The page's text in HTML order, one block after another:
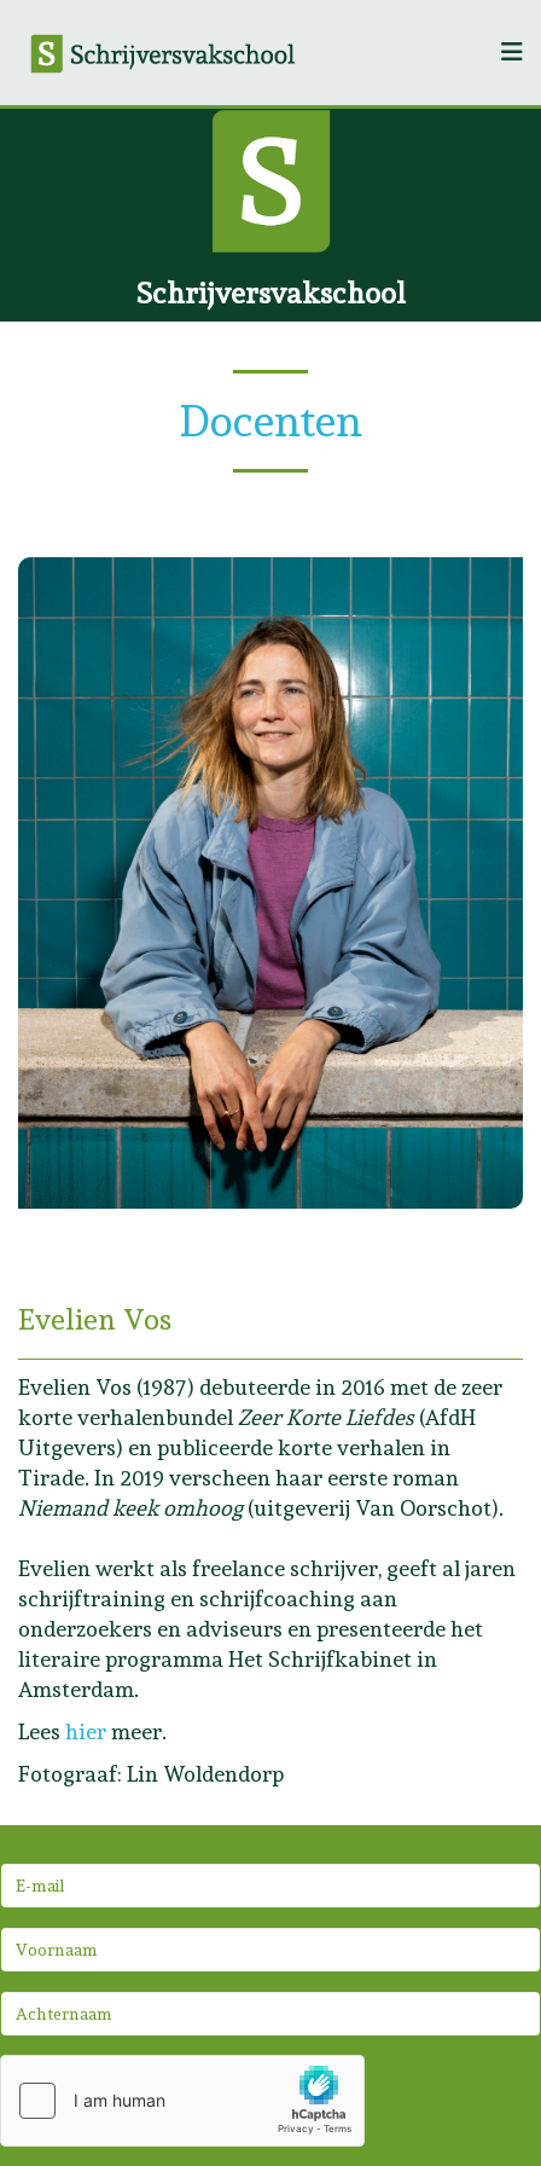
Schrijversvakschool
Docenten
Evelien Vos
Evelien Vos (1987) debuteerde in 2016 met de zeer
korte verhalenbundelZeer Korte Liefdes(AfdH
Uitgevers) en publiceerde korte verhalen in
Tirade. In 2019 verscheen haar eerste roman
Niemand keek omhoog(uitgeverij Van Oorschot).
Evelien werkt als freelance schrijver, geeft al jaren
schrijftraining en schrijfcoaching aan
onderzoekers en adviseurs en presenteerde het
literaire programma Het Schrijfkabinet in
Amsterdam.
Lees hiermeer.
Fotograaf: Lin Woldendorp